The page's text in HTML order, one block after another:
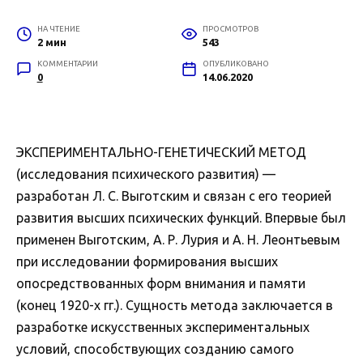
НА ЧТЕНИЕ
2 мин
ПРОСМОТРОВ
543
КОММЕНТАРИИ
0
ОПУБЛИКОВАНО
14.06.2020
ЭКСПЕРИМЕНТАЛЬНО-ГЕНЕТИЧЕСКИЙ МЕТОД
(исследования психического развития) —
разработан Л. С. Выготским и связан с его теорией
развития высших психических функций. Впервые был
применен Выготским, А. Р. Лурия и А. Н. Леонтьевым
при исследовании формирования высших
опосредствованных форм внимания и памяти
(конец 1920-х гг.). Сущность метода заключается в
разработке искусственных экспериментальных
условий, способствующих созданию самого